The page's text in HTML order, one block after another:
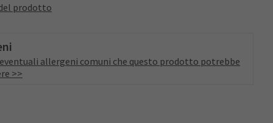
prodotto
allergeni comuni che questo prodotto potrebbe
>>